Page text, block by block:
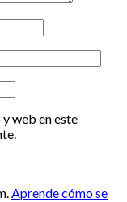
web en este
Aprende cómo se